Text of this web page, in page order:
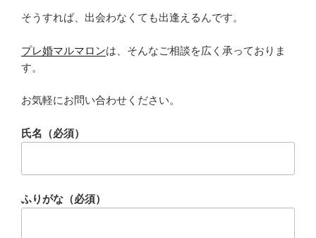
そうすれば、出会わなくても出逢えるんです。
プレ婚マルマロンは、そんなご相談を広く承っておりま
す。
お気軽にお問い合わせください。
氏名（必須）
ふりがな（必須）